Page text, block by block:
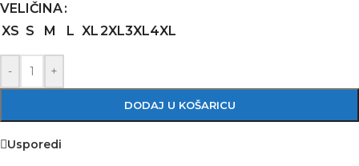
VELIČINA
XS S M L XL2XL3XL4XL
- +
DODAJ U KOŠARICU
Usporedi